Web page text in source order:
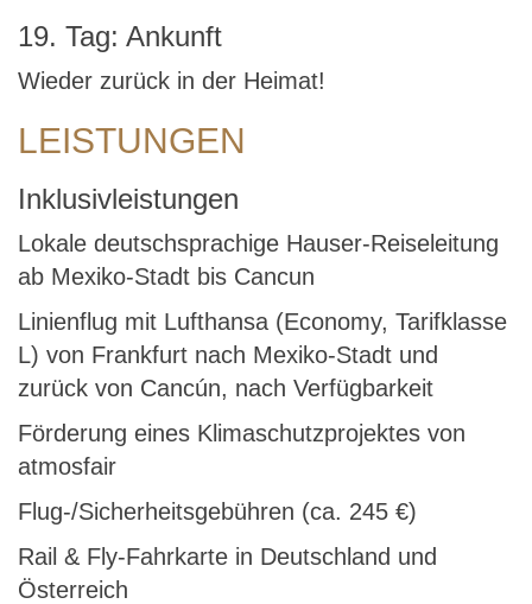
19. Tag: Ankunft
Wieder zurück in der Heimat!
LEISTUNGEN
Inklusivleistungen
Lokale deutschsprachige Hauser-Reiseleitung
ab Mexiko-Stadt bis Cancun
Linienflug mit Lufthansa (Economy, Tarifklasse
L) von Frankfurt nach Mexiko-Stadt und
zurück von Cancún, nach Verfügbarkeit
Förderung eines Klimaschutzprojektes von
atmosfair
Flug-/Sicherheitsgebühren (ca. 245 €)
Rail & Fly-Fahrkarte in Deutschland und
Österreich